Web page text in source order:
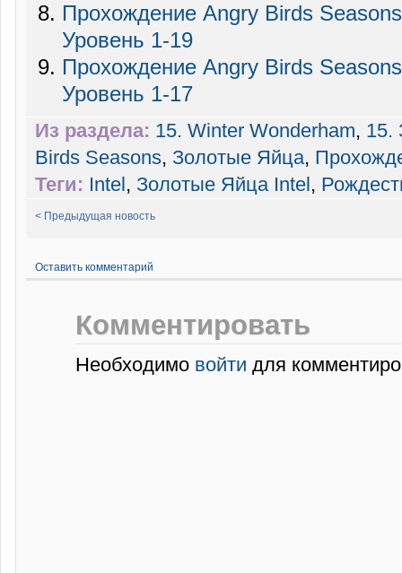
Прохождение Angry Birds
Уровень 1-19
Прохождение Angry Birds
Уровень 1-17
Из раздела: 15. Winter Wonderham, 15.
Birds Seasons, Золотые Яйца,
Теги: Intel, Золотые Яйца Intel,
< Предыдущая новость
Оставить комментарий
Комментировать
Необходимо войти для